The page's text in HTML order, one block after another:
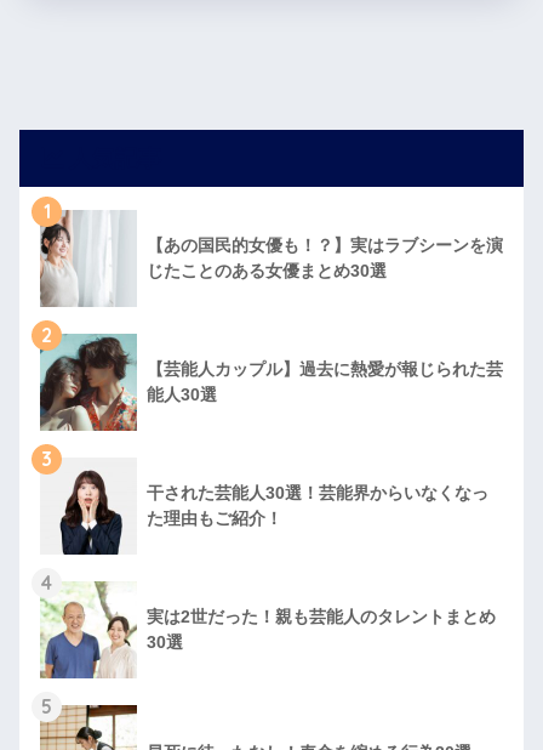
1
【あの国民的女優も！？】実はラブシーンを演
じたことのある女優まとめ30選
2
【芸能人カップル】過去に熱愛が報じられた芸
能人30選
3
干された芸能人30選！芸能界からいなくなっ
た理由もご紹介！
4
実は2世だった！親も芸能人のタレントまとめ
30選
5